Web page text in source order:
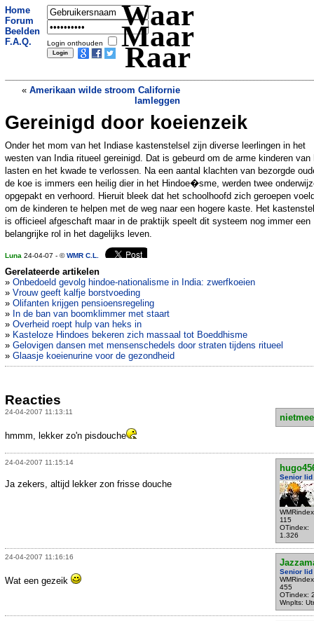
Home
Forum
Beelden
F.A.Q.
Login onthouden
Waar
Maar
Raar
« Amerikaan wilde stroom Californie
lamleggen
Boete voor te langzame ploegleider
Gereinigd door koeienzeik
Onder het mom van het Indiase kastenstelsel zijn diverse leerlingen in het
westen van India ritueel gereinigd. Dat is gebeurd om de arme kinderen van
lasten en het kwade te verlossen. Na een aantal klachten van bezorgde
de koe is immers een heilig dier in het Hindoe�sme, werden twee
opgepakt en verhoord. Hieruit bleek dat het schoolhoofd zich geroepen
om de kinderen te helpen met de weg naar een hogere kaste. Het
is officieel afgeschaft maar in de praktijk speelt dit systeem nog immer een
belangrijke rol in het dagelijks leven.
Luna 24-04-07 - ©WMR C.L.
Gerelateerde artikelen
» Onbedoeld gevolg hindoe-nationalisme in India: zwerfkoeien
» Vrouw geeft kalfje borstvoeding
» Olifanten krijgen pensioensregeling
» In de ban van boomklimmer met staart
» Overheid roept hulp van heks in
» Kasteloze Hindoes bekeren zich massaal tot Boeddhisme
» Gelovigen dansen met mensenschedels door straten tijdens ritueel
» Glaasje koeienurine voor de gezondheid
Reacties
24-04-2007 11:13:11
hmmm, lekker zo'n pisdouche
24-04-2007 11:15:14
Senior lid
115
OTindex:
1.326
Ja zekers, altijd lekker zon frisse douche
24-04-2007 11:16:16
Senior lid
455
OTindex:
Wnplts:
Wat een gezeik